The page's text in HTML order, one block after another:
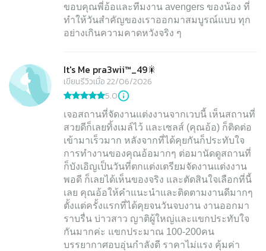
ขอบคุณพี่อ้อและทีมงาน avengers ของน้อง ที่
ทำให้วันสำคัญของเราออกมาสมบูรณ์แบบ ทุก
It's Me pra3wii™_49🎇
เขียนรีวิวเมื่อ 22/06/2026
5.0
เจอสถานที่จัดงานแต่งงานจากเวบนี้ เห็นสถานที่
สวยดีก็เลยทิ้งเมล์ไว้ และเซลส์ (คุณอ้อ) ก็ติดต่อ
เข้ามาเร็วมาก หลังจากที่ได้คุยกันก็ประทับใจ
การทำงานของคุณอ้อมากๆ ต่อมานัดดูสถานที่
ก็บังเอิญเป็นวันที่ตกแต่งเตรียมจัดงานแต่งงาน
พอดี ก็เลยได้เห็นของจริง และตัดสินใจเลือกที่นี้
เลย คุณอ้อให้คำแนะนำและติดตามงานดีมากๆ
ตั้งแต่ครั้งแรกที่ได้คุยจนวันจบงาน งานออกมา
ราบรื่น บ่าวสาว ญาติผู้ใหญ่และแขกประทับใจ
กันมากค่ะ แขกประมาณ 100-200คน
บรรยากาศอบอุ่นกำลังดี ราคาไม่แรง คุ้มค่า